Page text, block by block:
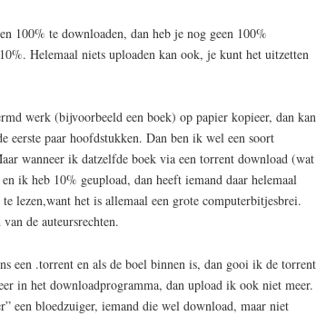
100% te downloaden, dan heb je nog geen 100%
Helemaal niets uploaden kan ook, je kunt het uitzetten
werk (bijvoorbeeld een boek) op papier kopieer, dan kan
eerste paar hoofdstukken. Dan ben ik wel een soort
wanneer ik datzelfde boek via een torrent download (wat
ik heb 10% geupload, dan heeft iemand daar helemaal
lezen,want het is allemaal een grote computerbitjesbrei.
de auteursrechten.
een .torrent en als de boel binnen is, dan gooi ik de torrent
in het downloadprogramma, dan upload ik ook niet meer.
een bloedzuiger, iemand die wel download, maar niet